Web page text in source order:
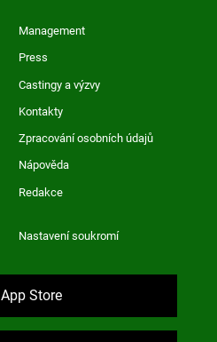
Management
Press
Castingy a výzvy
Kontakty
Zpracování osobních údajů
Nápověda
Redakce
Nastavení soukromí
App Store